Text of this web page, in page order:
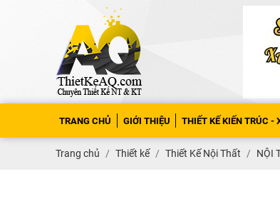
TRANG CHỦ GIỚI THIỆU THIẾT KẾ KIẾN TRÚC -
Trang chủ Thiết kế Thiết Kế Nội Thất NỘI